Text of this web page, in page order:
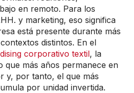
en remoto. Para los
y marketing, eso significa
está presente durante más
distintos. En el
corporativo textil, la
que más años permanece en
y, por tanto, el que más
por unidad invertida.